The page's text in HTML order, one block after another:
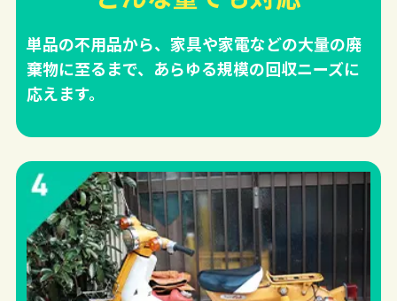
単品の不用品から、家具や家電などの大量の廃
棄物に至るまで、あらゆる規模の回収ニーズに
応えます。